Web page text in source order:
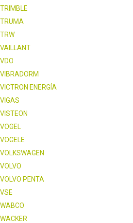
TRIMBLE
TRUMA
TRW
VAILLANT
VDO
VIBRADORM
VICTRON ENERGÍA
VIGAS
VISTEON
VOGEL
VOGELE
VOLKSWAGEN
VOLVO
VOLVO PENTA
VSE
WABCO
WACKER